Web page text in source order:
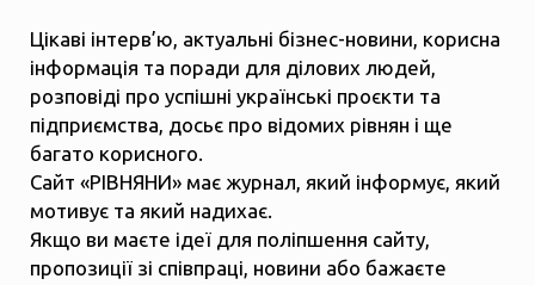
Цікаві інтерв’ю, актуальні бізнес-новини, корисна
інформація та поради для ділових людей,
розповіді про успішні українські проєкти та
підприємства, досьє про відомих рівнян і ще
багато корисного.
Сайт «РІВНЯНИ» має журнал, який інформує, який
мотивує та який надихає.
Якщо ви маєте ідеї для поліпшення сайту,
пропозиції зі співпраці, новини або бажаєте